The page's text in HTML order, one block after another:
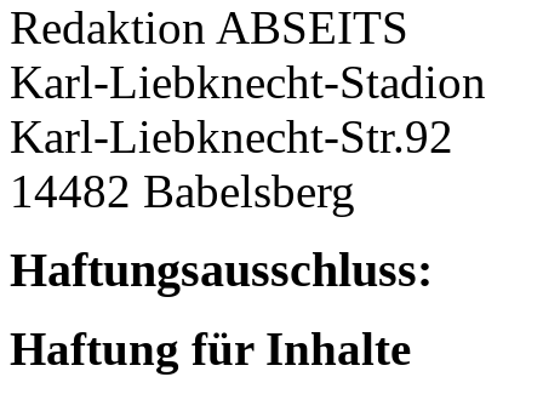
Redaktion ABSEITS
Karl-Liebknecht-Stadion
Karl-Liebknecht-Str.92
14482 Babelsberg
Haftungsausschluss:
Haftung für Inhalte